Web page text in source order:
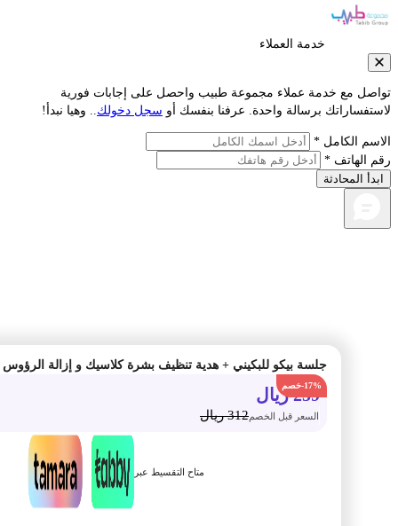
جلسة بيكو للبكيني + هدية تنظيف بشرة كلاسيك و إزالة الرؤوس
-17%
259 ريال
السعر قبل الخصم312 ريال
متاح التقسيط عبر
خدمة العملاء
مع خدمة عملاء مجموعة طبيب واحصل على إجابات فورية
برسالة واحدة. عرفنا بنفسك أوسجل دخولك.. وهيا نبدأ!
الكامل *
الهاتف *
المحادثة